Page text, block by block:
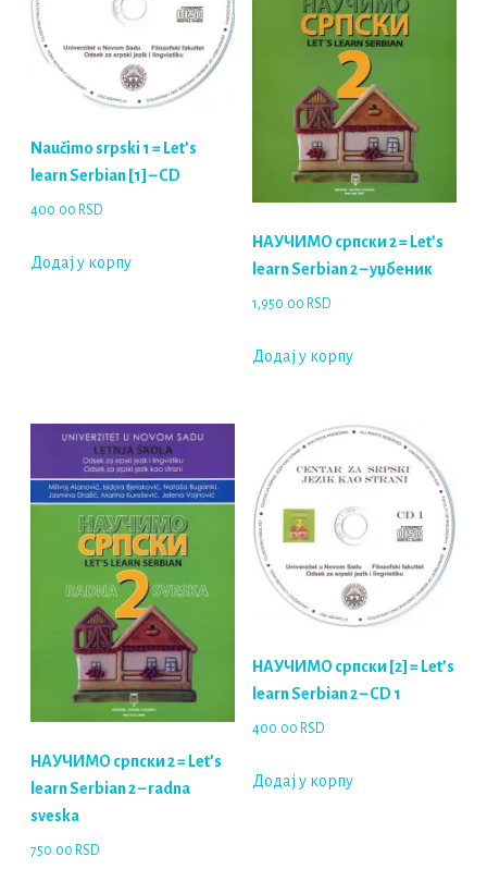
Naučimo srpski 1 = Let’s
learn Serbian [1] – CD
400.00 RSD
Додај у корпу
НАУЧИМО српски 2 = Let’s
learn Serbian 2 – уџбеник
1,950.00 RSD
Додај у корпу
НАУЧИМО српски 2 = Let’s
learn Serbian 2 – radna
sveska
750.00 RSD
НАУЧИМО српски [2] = Let’s
learn Serbian 2 – CD 1
400.00 RSD
Додај у корпу